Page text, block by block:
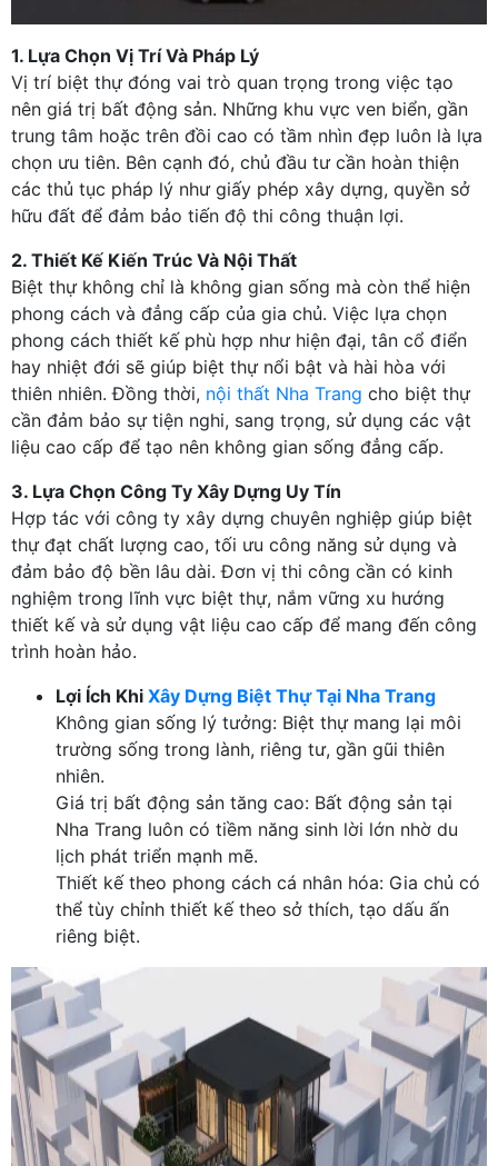
1. Lựa Chọn Vị Trí Và Pháp Lý
Vị trí biệt thự đóng vai trò quan trọng trong việc tạo
nên giá trị bất động sản. Những khu vực ven biển, gần
trung tâm hoặc trên đồi cao có tầm nhìn đẹp luôn là lựa
chọn ưu tiên. Bên cạnh đó, chủ đầu tư cần hoàn thiện
các thủ tục pháp lý như giấy phép xây dựng, quyền sở
hữu đất để đảm bảo tiến độ thi công thuận lợi.
2. Thiết Kế Kiến Trúc Và Nội Thất
Biệt thự không chỉ là không gian sống mà còn thể hiện
phong cách và đẳng cấp của gia chủ. Việc lựa chọn
phong cách thiết kế phù hợp như hiện đại, tân cổ điển
hay nhiệt đới sẽ giúp biệt thự nổi bật và hài hòa với
thiên nhiên. Đồng thời, nội thất Nha Trang cho biệt thự
cần đảm bảo sự tiện nghi, sang trọng, sử dụng các vật
liệu cao cấp để tạo nên không gian sống đẳng cấp.
3. Lựa Chọn Công Ty Xây Dựng Uy Tín
Hợp tác với công ty xây dựng chuyên nghiệp giúp biệt
thự đạt chất lượng cao, tối ưu công năng sử dụng và
đảm bảo độ bền lâu dài. Đơn vị thi công cần có kinh
nghiệm trong lĩnh vực biệt thự, nắm vững xu hướng
thiết kế và sử dụng vật liệu cao cấp để mang đến công
trình hoàn hảo.
Lợi Ích Khi Xây Dựng Biệt Thự Tại Nha Trang
Không gian sống lý tưởng: Biệt thự mang lại môi
trường sống trong lành, riêng tư, gần gũi thiên
nhiên.
Giá trị bất động sản tăng cao: Bất động sản tại
Nha Trang luôn có tiềm năng sinh lời lớn nhờ du
lịch phát triển mạnh mẽ.
Thiết kế theo phong cách cá nhân hóa: Gia chủ có
thể tùy chỉnh thiết kế theo sở thích, tạo dấu ấn
riêng biệt.